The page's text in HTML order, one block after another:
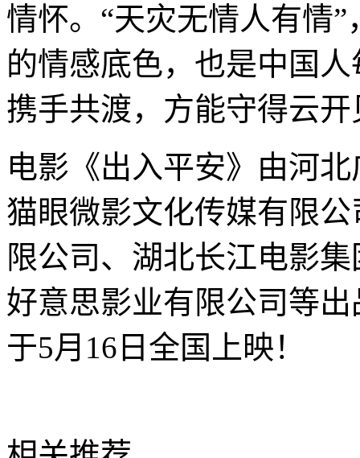
情怀。“天灾无情人有情
的情感底色，也是中国
携手共渡，方能守得云
电影《出入平安》由河
猫眼微影文化传媒有限
限公司、湖北长江电影
好意思影业有限公司等
于5月16日全国上映！